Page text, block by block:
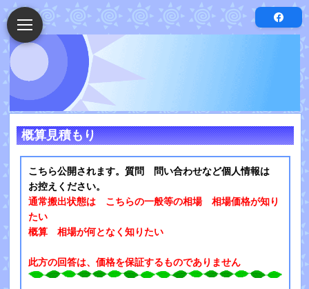
概算見積もり
こちら公開されます。質問 問い合わせなど個人情報は
お控えください。
通常搬出状態は こちらの一般等の相場 相場価格が知り
たい
概算 相場が何となく知りたい
此方の回答は、価格を保証するものでありません